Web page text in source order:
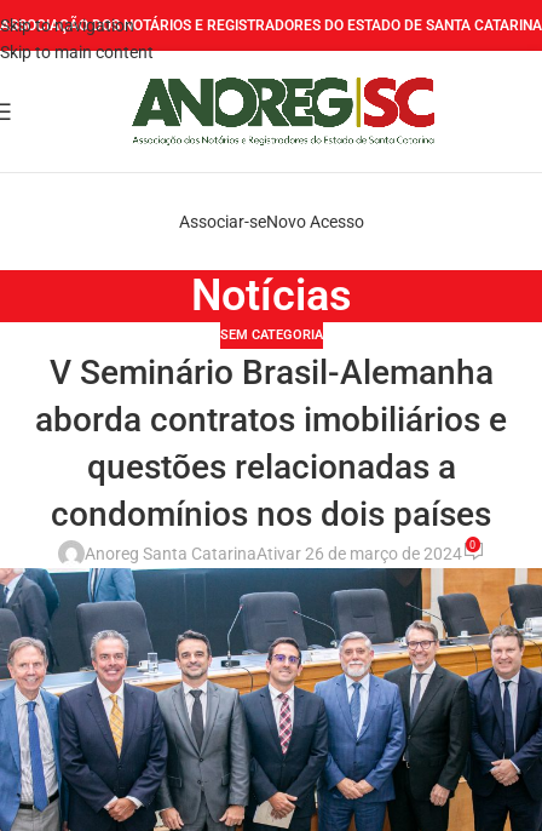
Skip to navigation
Skip to main content
ASSOCIAÇÃO DOS NOTÁRIOS E REGISTRADORES DO ESTADO DE SANTA CATARINA
Associar-seNovo Acesso
Notícias
SEM CATEGORIA
V Seminário Brasil-Alemanha
aborda contratos imobiliários e
questões relacionadas a
condomínios nos dois países
Anoreg Santa CatarinaAtivar 26 de março de 2024 0